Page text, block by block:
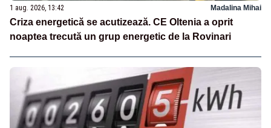
1 aug. 2026, 13:42 Madalina Mihai
Criza energetică se acutizează. CE Oltenia a oprit
noaptea trecută un grup energetic de la Rovinari